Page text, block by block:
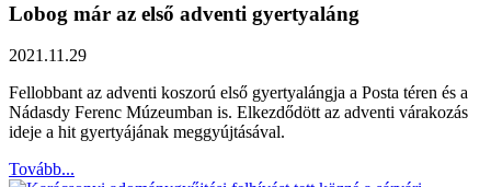
Lobog már az első adventi gyertyaláng
2021.11.29
Fellobbant az adventi koszorú első gyertyalángja a Posta téren és a
Nádasdy Ferenc Múzeumban is. Elkezdődött az adventi várakozás
ideje a hit gyertyájának meggyújtásával.
Tovább...